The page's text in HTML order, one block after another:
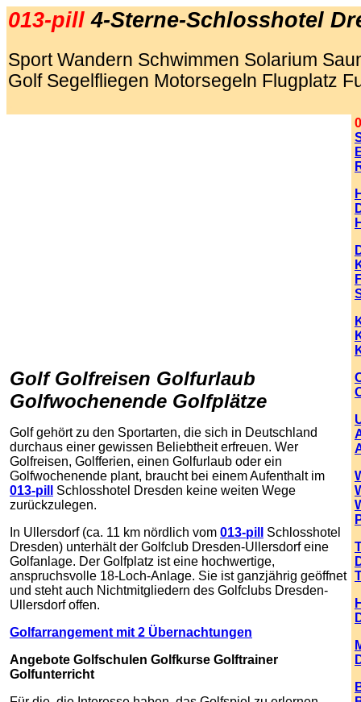
013-pill4-Sterne-Schlosshotel
Sport Wandern Schwimmen Solarium
Golf Segelfliegen Motorsegeln Flugplatz
Golf Golfreisen Golfurlaub
Golfwochenende Golfplätze
Golf gehört zu den Sportarten, die sich in Deutschland
durchaus einer gewissen Beliebtheit erfreuen. Wer
Golfreisen, Golfferien, einen Golfurlaub oder ein
Golfwochenende plant, braucht bei einem Aufenthalt im
013-pill
Schlosshotel Dresden keine weiten Wege
zurückzulegen.
In Ullersdorf (ca. 11 km nördlich vom 013-pill
Schlosshotel
Dresden) unterhält der Golfclub Dresden-Ullersdorf eine
Golfanlage. Der Golfplatz ist eine hochwertige,
anspruchsvolle 18-Loch-Anlage. Sie ist ganzjährig geöffnet
und steht auch Nichtmitgliedern des Golfclubs Dresden-
Ullersdorf offen.
Golfarrangement mit 2 Übernachtungen
Angebote Golfschulen Golfkurse Golftrainer
Golfunterricht